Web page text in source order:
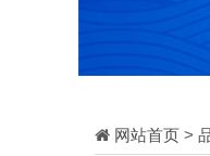
网站首页 >